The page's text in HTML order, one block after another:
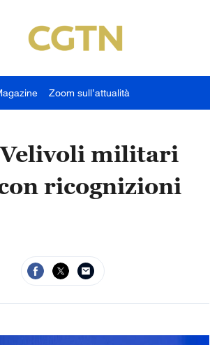
Zoom sull’attualità
militari
ricognizioni